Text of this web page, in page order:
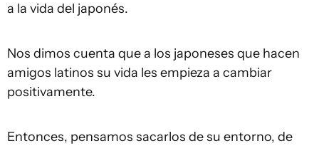
a la vida del japonés.
Nos dimos cuenta que a los japoneses que hacen
amigos latinos su vida les empieza a cambiar
positivamente.
Entonces, pensamos sacarlos de su entorno, de